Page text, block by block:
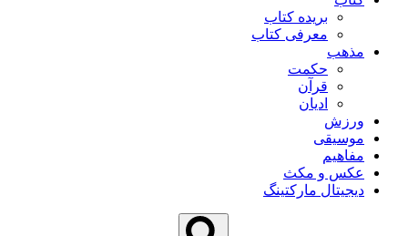
بریده کتاب
معرفی کتاب
مذهب
حکمت
قرآن
ادیان
ورزش
موسیقی
مفاهیم
عکس و مکث
دیجیتال مارکتینگ